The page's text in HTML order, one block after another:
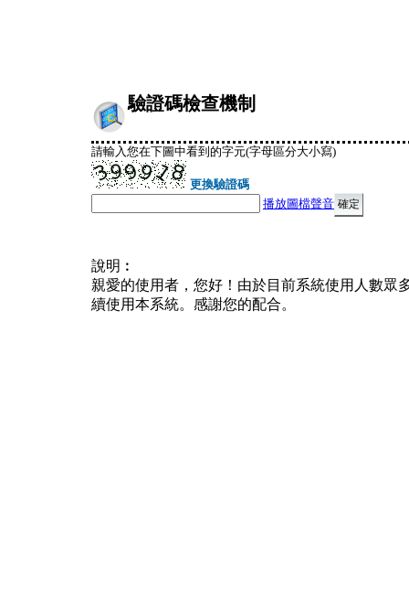
驗證碼檢查機制
請輸入您在下圖中看到的字元(字母區分大小寫)
更換驗證碼
播放圖檔聲音
說明︰
親愛的使用者，您好！由於目前系統使用人數眾
續使用本系統。感謝您的配合。